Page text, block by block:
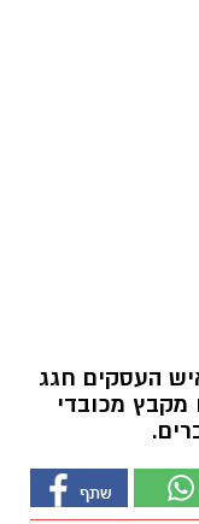
העסקים חגג
ואיתו מקבץ מכובדי